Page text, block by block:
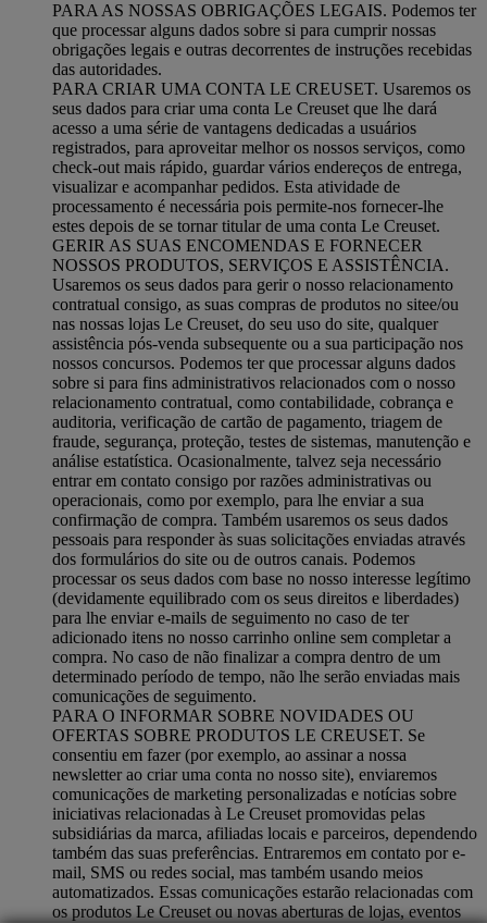
PARA AS NOSSAS OBRIGAÇÕES LEGAIS. Podemos ter
que processar alguns dados sobre si para cumprir nossas
obrigações legais e outras decorrentes de instruções recebidas
das autoridades.
PARA CRIAR UMA CONTA LE CREUSET. Usaremos os
seus dados para criar uma conta Le Creuset que lhe dará
acesso a uma série de vantagens dedicadas a usuários
registrados, para aproveitar melhor os nossos serviços, como
check-out mais rápido, guardar vários endereços de entrega,
visualizar e acompanhar pedidos. Esta atividade de
processamento é necessária pois permite-nos fornecer-lhe
estes depois de se tornar titular de uma conta Le Creuset.
GERIR AS SUAS ENCOMENDAS E FORNECER
NOSSOS PRODUTOS, SERVIÇOS E ASSISTÊNCIA.
Usaremos os seus dados para gerir o nosso relacionamento
contratual consigo, as suas compras de produtos no sitee/ou
nas nossas lojas Le Creuset, do seu uso do site, qualquer
assistência pós-venda subsequente ou a sua participação nos
nossos concursos. Podemos ter que processar alguns dados
sobre si para fins administrativos relacionados com o nosso
relacionamento contratual, como contabilidade, cobrança e
auditoria, verificação de cartão de pagamento, triagem de
fraude, segurança, proteção, testes de sistemas, manutenção e
análise estatística. Ocasionalmente, talvez seja necessário
entrar em contato consigo por razões administrativas ou
operacionais, como por exemplo, para lhe enviar a sua
confirmação de compra. Também usaremos os seus dados
pessoais para responder às suas solicitações enviadas através
dos formulários do site ou de outros canais. Podemos
processar os seus dados com base no nosso interesse legítimo
(devidamente equilibrado com os seus direitos e liberdades)
para lhe enviar e-mails de seguimento no caso de ter
adicionado itens no nosso carrinho online sem completar a
compra. No caso de não finalizar a compra dentro de um
determinado período de tempo, não lhe serão enviadas mais
comunicações de seguimento.
PARA O INFORMAR SOBRE NOVIDADES OU
OFERTAS SOBRE PRODUTOS LE CREUSET. Se
consentiu em fazer (por exemplo, ao assinar a nossa
newsletter ao criar uma conta no nosso site), enviaremos
comunicações de marketing personalizadas e notícias sobre
iniciativas relacionadas à Le Creuset promovidas pelas
subsidiárias da marca, afiliadas locais e parceiros, dependendo
também das suas preferências. Entraremos em contato por e-
mail, SMS ou redes social, mas também usando meios
automatizados. Essas comunicações estarão relacionadas com
os produtos Le Creuset ou novas aberturas de lojas, eventos